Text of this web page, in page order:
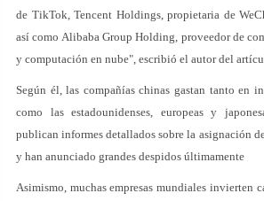
de TikTok, Tencent Holdings, propietaria de
así como Alibaba Group Holding, proveedor de
y computación en nube", escribió el autor del
Según él, las compañías chinas gastan tanto en
como las estadounidenses, europeas y
publican informes detallados sobre la asignación
y han anunciado grandes despidos últimamente
Asimismo, muchas empresas mundiales invierten